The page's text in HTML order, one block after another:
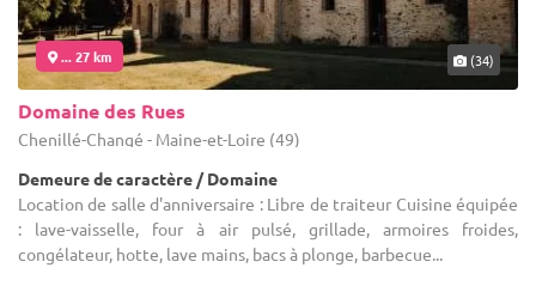
... 27 km (34)
Domaine des Rues
Chenillé-Changé - Maine-et-Loire (49)
Demeure de caractère / Domaine
Location de salle d'anniversaire : Libre de traiteur Cuisine équipée
: lave-vaisselle, four à air pulsé, grillade, armoires froides,
congélateur, hotte, lave mains, bacs à plonge, barbecue...